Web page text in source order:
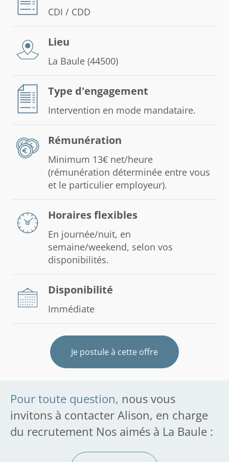
CDI / CDD
Lieu
La Baule (44500)
Type d'engagement
Intervention en mode mandataire.
Rémunération
Minimum 13€ net/heure
(rémunération déterminée entre vous
et le particulier employeur).
Horaires flexibles
En journée/nuit, en
semaine/weekend, selon vos
disponibilités.
Disponibilité
Immédiate
Je postule à cette offre
Pour toute question, nous vous
invitons à contacter Alison, en charge
du recrutement Nos aimés à La Baule :